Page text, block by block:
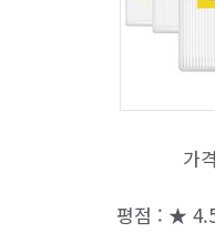
가
평점 : ★